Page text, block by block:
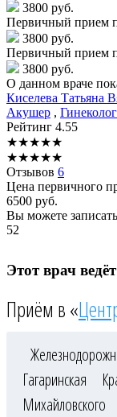
3800 руб.
Первичный прием
3800 руб.
Первичный прием
3800 руб.
О данном враче
Киселева Татьяна
Акушер , Гинеколог
Рейтинг 4.55
★★★★★
★★★★★
Отзывов 6
Цена первичного
6500 руб.
Вы можете
52
Этот врач
Приём в «
Гагаринская
Михайловского